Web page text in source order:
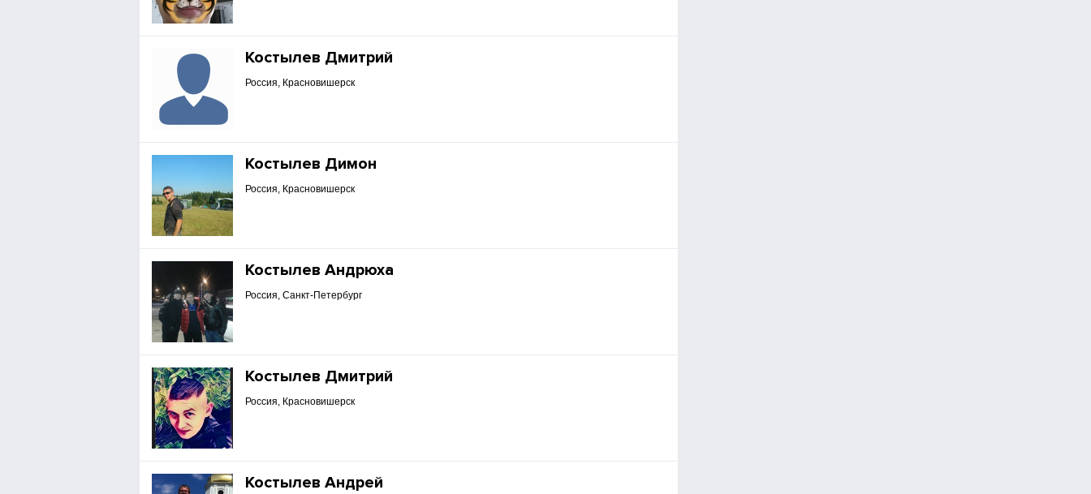
Костылев Дмитрий
Россия, Красновишерск
Костылев Димон
Россия, Красновишерск
Костылев Андрюха
Россия, Санкт-Петербург
Костылев Дмитрий
Россия, Красновишерск
Костылев Андрей